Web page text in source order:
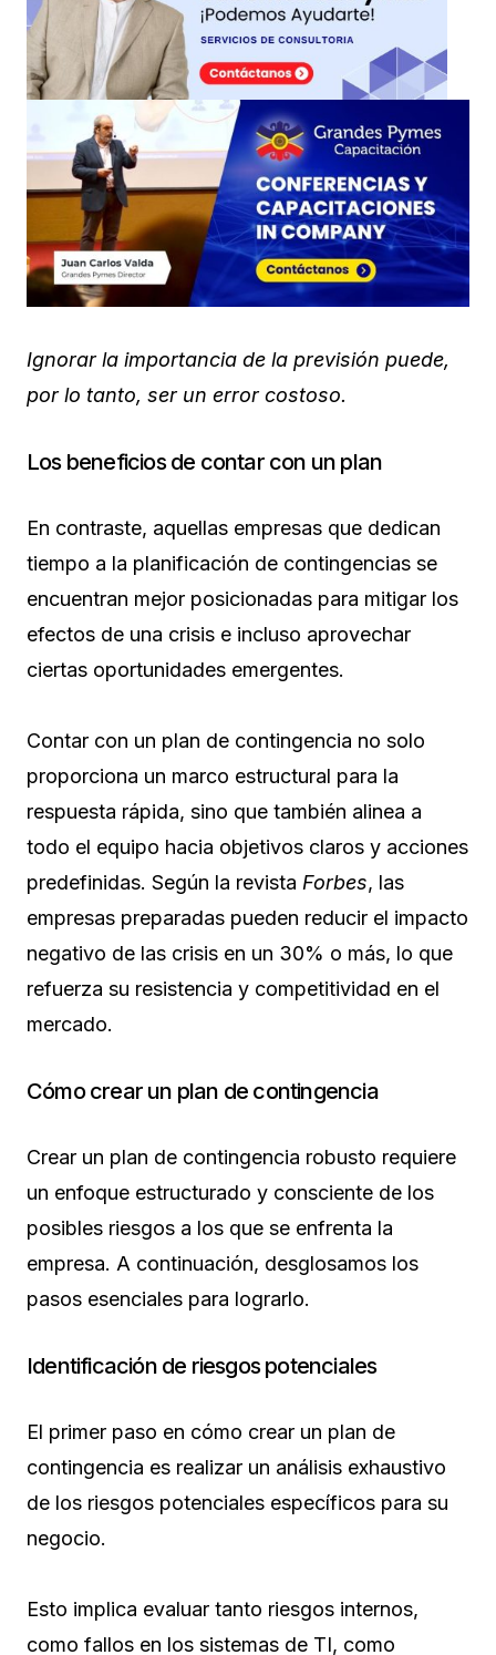
Ignorar la importancia de la previsión puede,
por lo tanto, ser un error costoso.
Los beneficios de contar con un plan
En contraste, aquellas empresas que dedican
tiempo a la planificación de contingencias se
encuentran mejor posicionadas para mitigar los
efectos de una crisis e incluso aprovechar
ciertas oportunidades emergentes.
Contar con un plan de contingencia no solo
proporciona un marco estructural para la
respuesta rápida, sino que también alinea a
todo el equipo hacia objetivos claros y acciones
predefinidas. Según la revista Forbes, las
empresas preparadas pueden reducir el impacto
negativo de las crisis en un 30% o más, lo que
refuerza su resistencia y competitividad en el
mercado.
Cómo crear un plan de contingencia
Crear un plan de contingencia robusto requiere
un enfoque estructurado y consciente de los
posibles riesgos a los que se enfrenta la
empresa. A continuación, desglosamos los
pasos esenciales para lograrlo.
Identificación de riesgos potenciales
El primer paso en cómo crear un plan de
contingencia es realizar un análisis exhaustivo
de los riesgos potenciales específicos para su
negocio.
Esto implica evaluar tanto riesgos internos,
como fallos en los sistemas de TI, como